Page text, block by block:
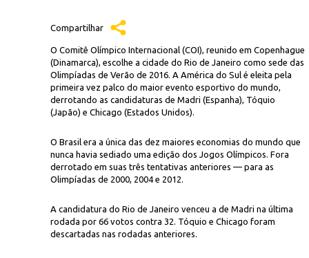
Compartilhar
O Comitê Olímpico Internacional (COI), reunido em Copenhague
(Dinamarca), escolhe a cidade do Rio de Janeiro como sede das
Olimpíadas de Verão de 2016. A América do Sul é eleita pela
primeira vez palco do maior evento esportivo do mundo,
derrotando as candidaturas de Madri (Espanha), Tóquio
(Japão) e Chicago (Estados Unidos).
O Brasil era a única das dez maiores economias do mundo que
nunca havia sediado uma edição dos Jogos Olímpicos. Fora
derrotado em suas três tentativas anteriores — para as
Olimpíadas de 2000, 2004 e 2012.
A candidatura do Rio de Janeiro venceu a de Madri na última
rodada por 66 votos contra 32. Tóquio e Chicago foram
descartadas nas rodadas anteriores.
vitória do Rio na disputa para sediar Olimpíadas de 2016